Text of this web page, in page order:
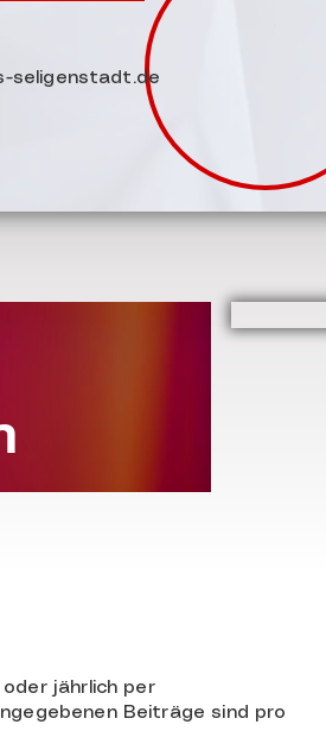
seligenstadt.de
jährlich per
Beiträge sind pro